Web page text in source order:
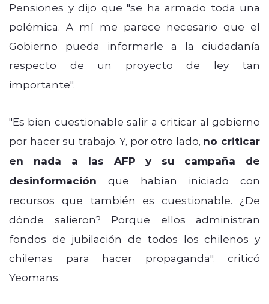
Pensiones y dijo que "se ha armado toda una
polémica. A mí me parece necesario que el
Gobierno pueda informarle a la ciudadanía
respecto de un proyecto de ley tan
importante".
"Es bien cuestionable salir a criticar al gobierno
por hacer su trabajo. Y, por otro lado, no criticar
en nada a las AFP y su campaña de
desinformación que habían iniciado con
recursos que también es cuestionable. ¿De
dónde salieron? Porque ellos administran
fondos de jubilación de todos los chilenos y
chilenas para hacer propaganda", criticó
Yeomans.